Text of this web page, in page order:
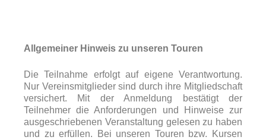
Allgemeiner Hinweis zu unseren Touren
Die Teilnahme erfolgt auf eigene Verantwortung.
Nur Vereinsmitglieder sind durch ihre Mitgliedschaft
versichert. Mit der Anmeldung bestätigt der
Teilnehmer die Anforderungen und Hinweise zur
ausgeschriebenen Veranstaltung gelesen zu haben
und zu erfüllen. Bei unseren Touren bzw. Kursen